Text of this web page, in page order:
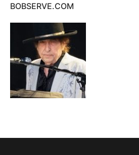
BOBSERVE.COM